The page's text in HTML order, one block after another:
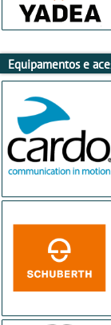
Equipamentos e